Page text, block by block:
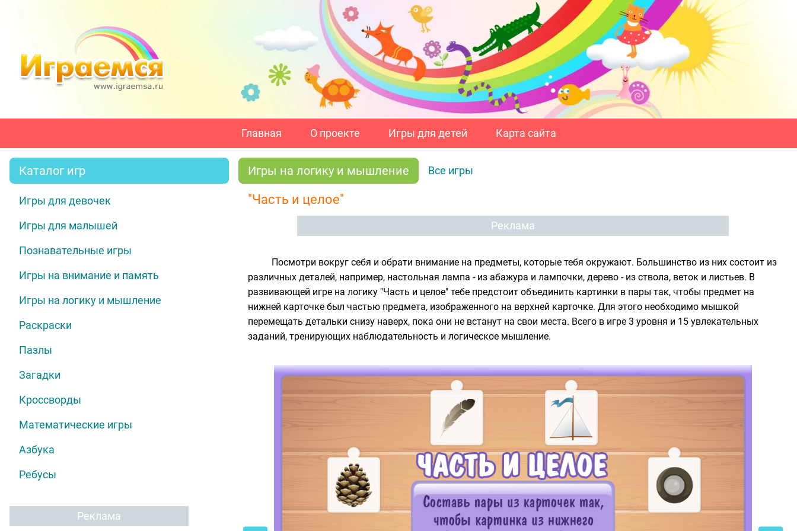
Главная О проекте Игры для детей Карта сайта
Каталог игр
Игры для девочек
Игры для малышей
Познавательные игры
Игры на внимание и память
Игры на логику и мышление
Раскраски
Пазлы
Загадки
Кроссворды
Математические игры
Азбука
Ребусы
Реклама
Игры на логику и мышление Все игры
"Часть и целое"
Реклама
Посмотри вокруг себя и обрати внимание на предметы, которые тебя окружают. Большинство из них состоит из
различных деталей, например, настольная лампа - из абажура и лампочки, дерево - из ствола, веток и листьев. В
развивающей игре на логику "Часть и целое" тебе предстоит объединить картинки в пары так, чтобы предмет на
нижней карточке был частью предмета, изображенного на верхней карточке. Для этого необходимо мышкой
перемещать детальки снизу наверх, пока они не встанут на свои места. Всего в игре 3 уровня и 15 увлекательных
заданий, тренирующих наблюдательность и логическое мышление.